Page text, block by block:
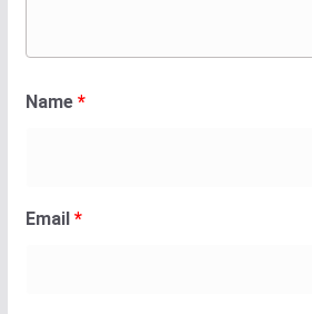
Name *
Email *